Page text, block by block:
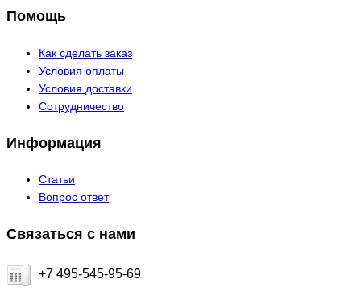
Помощь
Как сделать заказ
Условия оплаты
Условия доставки
Сотрудничество
Информация
Статьи
Вопрос ответ
Связаться с нами
+7 495-545-95-69